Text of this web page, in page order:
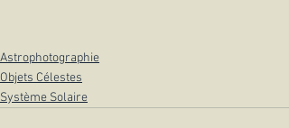
Astrophotographie
Objets Célestes
Système Solaire